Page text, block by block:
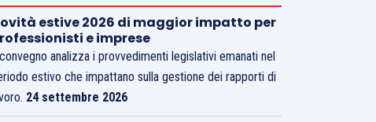
estive 2026 di maggior impatto per
e imprese
analizza i provvedimenti legislativi emanati nel
estivo che impattano sulla gestione dei rapporti di
24 settembre 2026